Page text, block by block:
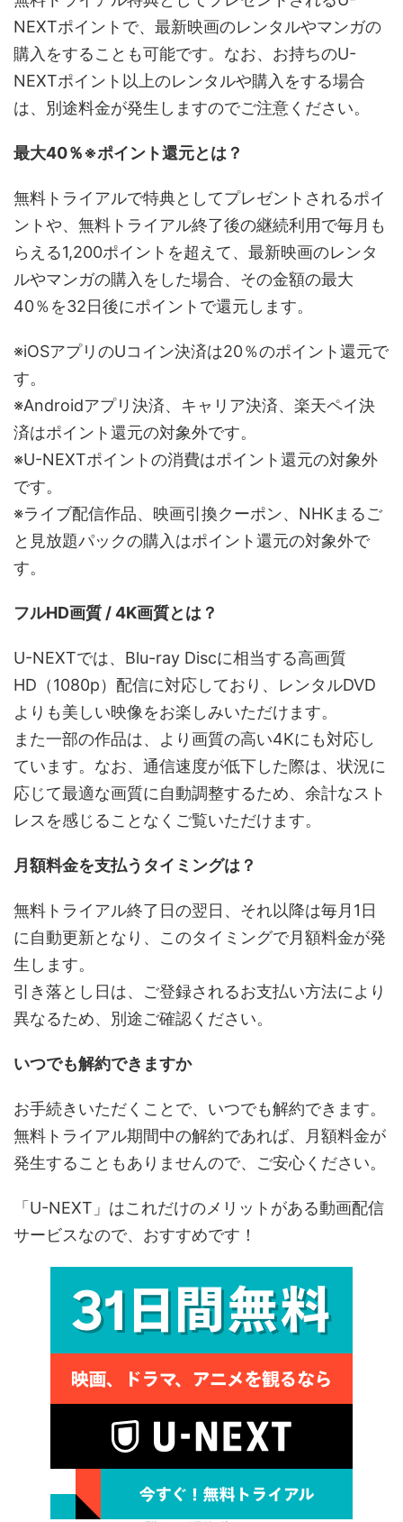
NEXTポイントで、最新映画のレンタルやマンガの
購入をすることも可能です。なお、お持ちのU-
NEXTポイント以上のレンタルや購入をする場合
は、別途料金が発生しますのでご注意ください。
最大40％※ポイント還元とは？
無料トライアルで特典としてプレゼントされるポイ
ントや、無料トライアル終了後の継続利用で毎月も
らえる1,200ポイントを超えて、最新映画のレンタ
ルやマンガの購入をした場合、その金額の最大
40％を32日後にポイントで還元します。
※iOSアプリのUコイン決済は20％のポイント還元で
す。
※Androidアプリ決済、キャリア決済、楽天ペイ決
済はポイント還元の対象外です。
※U-NEXTポイントの消費はポイント還元の対象外
です。
※ライブ配信作品、映画引換クーポン、NHKまるご
と見放題パックの購入はポイント還元の対象外で
す。
フルHD画質 / 4K画質とは？
U-NEXTでは、Blu-ray Discに相当する高画質
HD（1080p）配信に対応しており、レンタルDVD
よりも美しい映像をお楽しみいただけます。
また一部の作品は、より画質の高い4Kにも対応し
ています。なお、通信速度が低下した際は、状況に
応じて最適な画質に自動調整するため、余計なスト
レスを感じることなくご覧いただけます。
月額料金を支払うタイミングは？
無料トライアル終了日の翌日、それ以降は毎月1日
に自動更新となり、このタイミングで月額料金が発
生します。
引き落とし日は、ご登録されるお支払い方法により
異なるため、別途ご確認ください。
いつでも解約できますか
お手続きいただくことで、いつでも解約できます。
無料トライアル期間中の解約であれば、月額料金が
発生することもありませんので、ご安心ください。
「U-NEXT」はこれだけのメリットがある動画配信
サービスなので、おすすめです！